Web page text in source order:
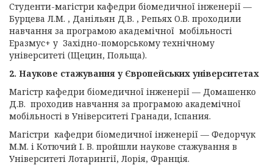
Студенти-магістри кафедри біомедичної інженерії —
Бурцева Л.М. , Данільян Д.В. , Репьях О.В. проходили
навчання за програмою академічної мобільності
Еразмус+ у Західно-поморському технічному
університеті (Щецин, Польща).
2. Наукове стажування у Європейських університетах
Магістр кафедри біомедичної інженерії — Домашенко
Д.В. проходив навчання за програмою академічної
мобільності в Університеті Гранади, Іспания.
Магістри кафедри біомедичної інженерії — Федорчук
М.М. і Котючий І. В. пройшли наукове стажування в
Університеті Лотарингії, Лорія, Франція.